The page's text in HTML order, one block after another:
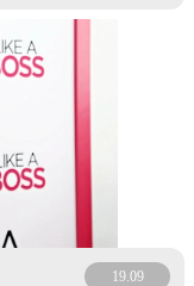
19.09